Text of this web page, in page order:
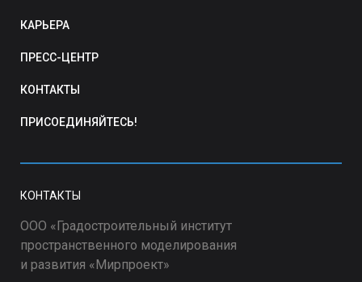
КАРЬЕРА
ПРЕСС-ЦЕНТР
КОНТАКТЫ
ПРИСОЕДИНЯЙТЕСЬ!
КОНТАКТЫ
ООО «Градостроительный институт
пространственного моделирования
и развития «Мирпроект»